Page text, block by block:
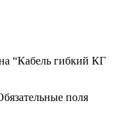
“Кабель гибкий КГ
поля